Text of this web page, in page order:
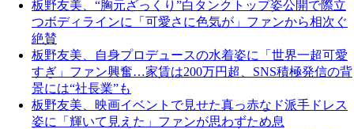
板野友美、“胸元ざっくり”白タンクトップ姿公開で際立
つボディラインに「可愛さに色気が」ファンから相次ぐ
絶賛
板野友美、自身プロデュースの水着姿に「世界一超可愛
すぎ」ファン興奮…家賃は200万円超、SNS積極発信の背
景には“社長業”も
板野友美、映画イベントで見せた真っ赤なド派手ドレス
姿に「輝いて見えた」ファンが思わずため息